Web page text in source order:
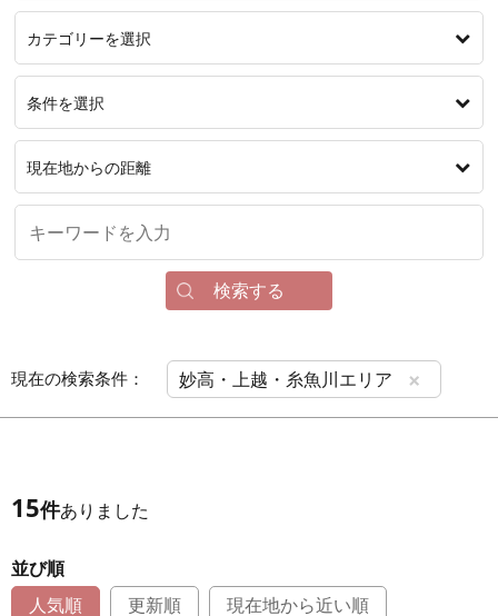
カテゴリーを選択
条件を選択
現在地からの距離
検索する
現在の検索条件： 妙高・上越・糸魚川エリア ×
15件ありました
並び順
人気順
更新順 現在地から近い順